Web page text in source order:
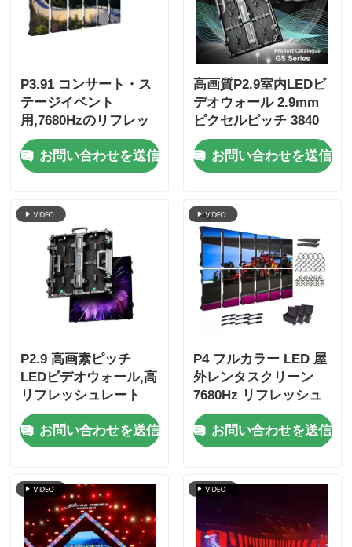
P3.91 コンサート・ス
テージイベント
用,7680Hzのリフレッ
シュレート,フルカラー
ディスプレイ,IP65の保
護付きの屋外LED動画
お問い合わせを送信
高画質P2.9室内LEDビ
デオウォール 2.9mm
ピクセルピッチ 3840
Hzリフレッシュレート
と4500cd/sqm明るさ
お問い合わせを送信
P2.9 高画素ピッチ
LEDビデオウォール,高
リフレッシュレート
7680Hz,ステージイベ
ント用ダブルパワー&
シグナルバックアップ
お問い合わせを送信
P4 フルカラー LED 屋
外レンタスクリーン
7680Hz リフレッシュ
レートと IP65 防水 HD
ビデオ ウォールディス
プレイ
お問い合わせを送信